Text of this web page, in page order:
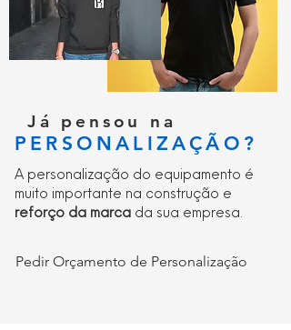
Já pensou na
PERSONALIZAÇÃO?
A personalização do equipamento é
muito importante na construção e
reforço da marca da sua empresa.
Pedir Orçamento de Personalização